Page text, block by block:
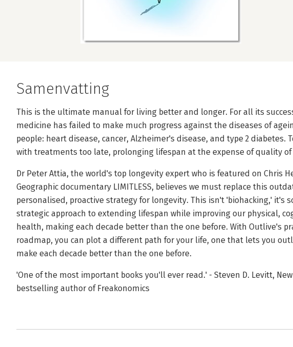
Samenvatting
This is the ultimate manual for living better and longer. For all its
medicine has failed to make much progress against the diseases of
people: heart disease, cancer, Alzheimer's disease, and type 2 diabetes.
with treatments too late, prolonging lifespan at the expense of quality of
Dr Peter Attia, the world's top longevity expert who is featured on Chris
Geographic documentary LIMITLESS, believes we must replace this
personalised, proactive strategy for longevity. This isn't 'biohacking,' it's
strategic approach to extending lifespan while improving our physical,
health, making each decade better than the one before. With Outlive's
roadmap, you can plot a different path for your life, one that lets you
make each decade better than the one before.
'One of the most important books you'll ever read.' - Steven D. Levitt, New
bestselling author of Freakonomics